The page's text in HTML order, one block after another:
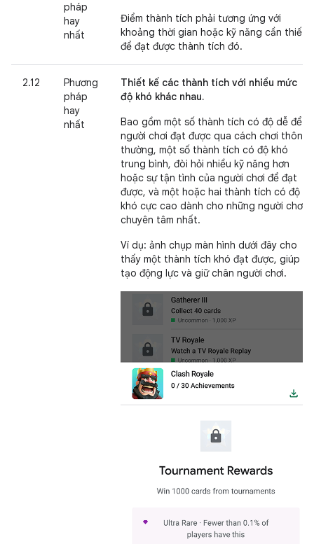
pháp
hay
nhất
Điểm thành tích phải tương ứng với
khoảng thời gian hoặc kỹ năng cần thiết
để đạt được thành tích đó.
2.12
Phương
pháp
hay
nhất
Thiết kế các thành tích với nhiều mức
độ khó khác nhau.
Bao gồm một số thành tích có độ dễ để
người chơi đạt được qua cách chơi thông
thường, một số thành tích có độ khó
trung bình, đòi hỏi nhiều kỹ năng hơn
hoặc sự tận tình của người chơi để đạt
được, và một hoặc hai thành tích có độ
khó cực cao dành cho những người chơi
chuyên tâm nhất.
Ví dụ: ảnh chụp màn hình dưới đây cho
thấy một thành tích khó đạt được, giúp
tạo động lực và giữ chân người chơi.